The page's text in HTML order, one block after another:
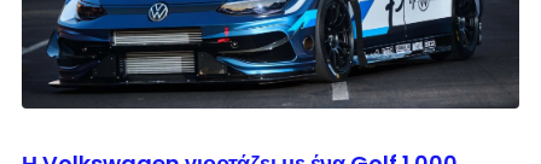
© enkinisi.gr